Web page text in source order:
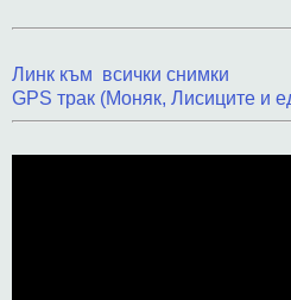
Линк към всички снимки
GPS трак (Моняк, Лисиците и